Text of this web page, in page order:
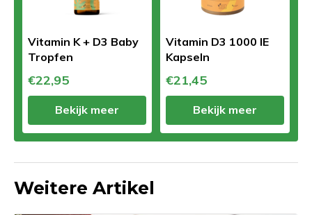
Vitamin K + D3 Baby
Tropfen
€22,95
Bekijk meer
Vitamin D3 1000 IE
Kapseln
€21,45
Bekijk meer
Weitere Artikel